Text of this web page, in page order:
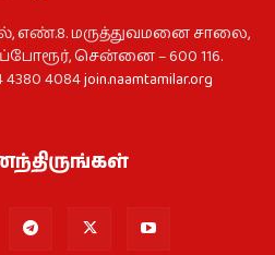
எண்.8. மருத்துவமனை சாலை,
சென்னை – 600 116.
4084join.naamtamilar.org